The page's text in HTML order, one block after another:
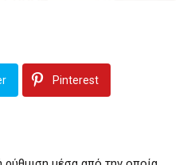
Pinterest